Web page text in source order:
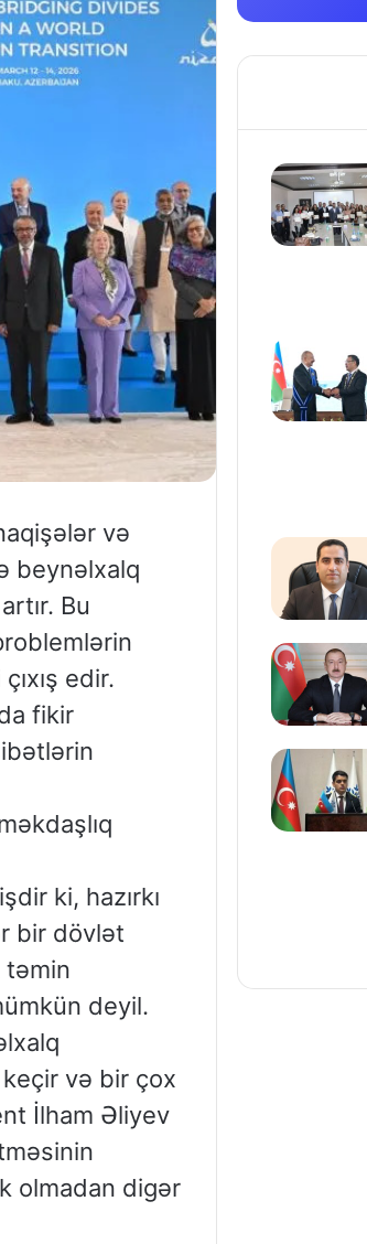
və
beynəlxalq
Bu
edir.
fikir
ki, hazırkı
bir dövlət
təmin
deyil.
və bir çox
İlham Əliyev
olmadan digər